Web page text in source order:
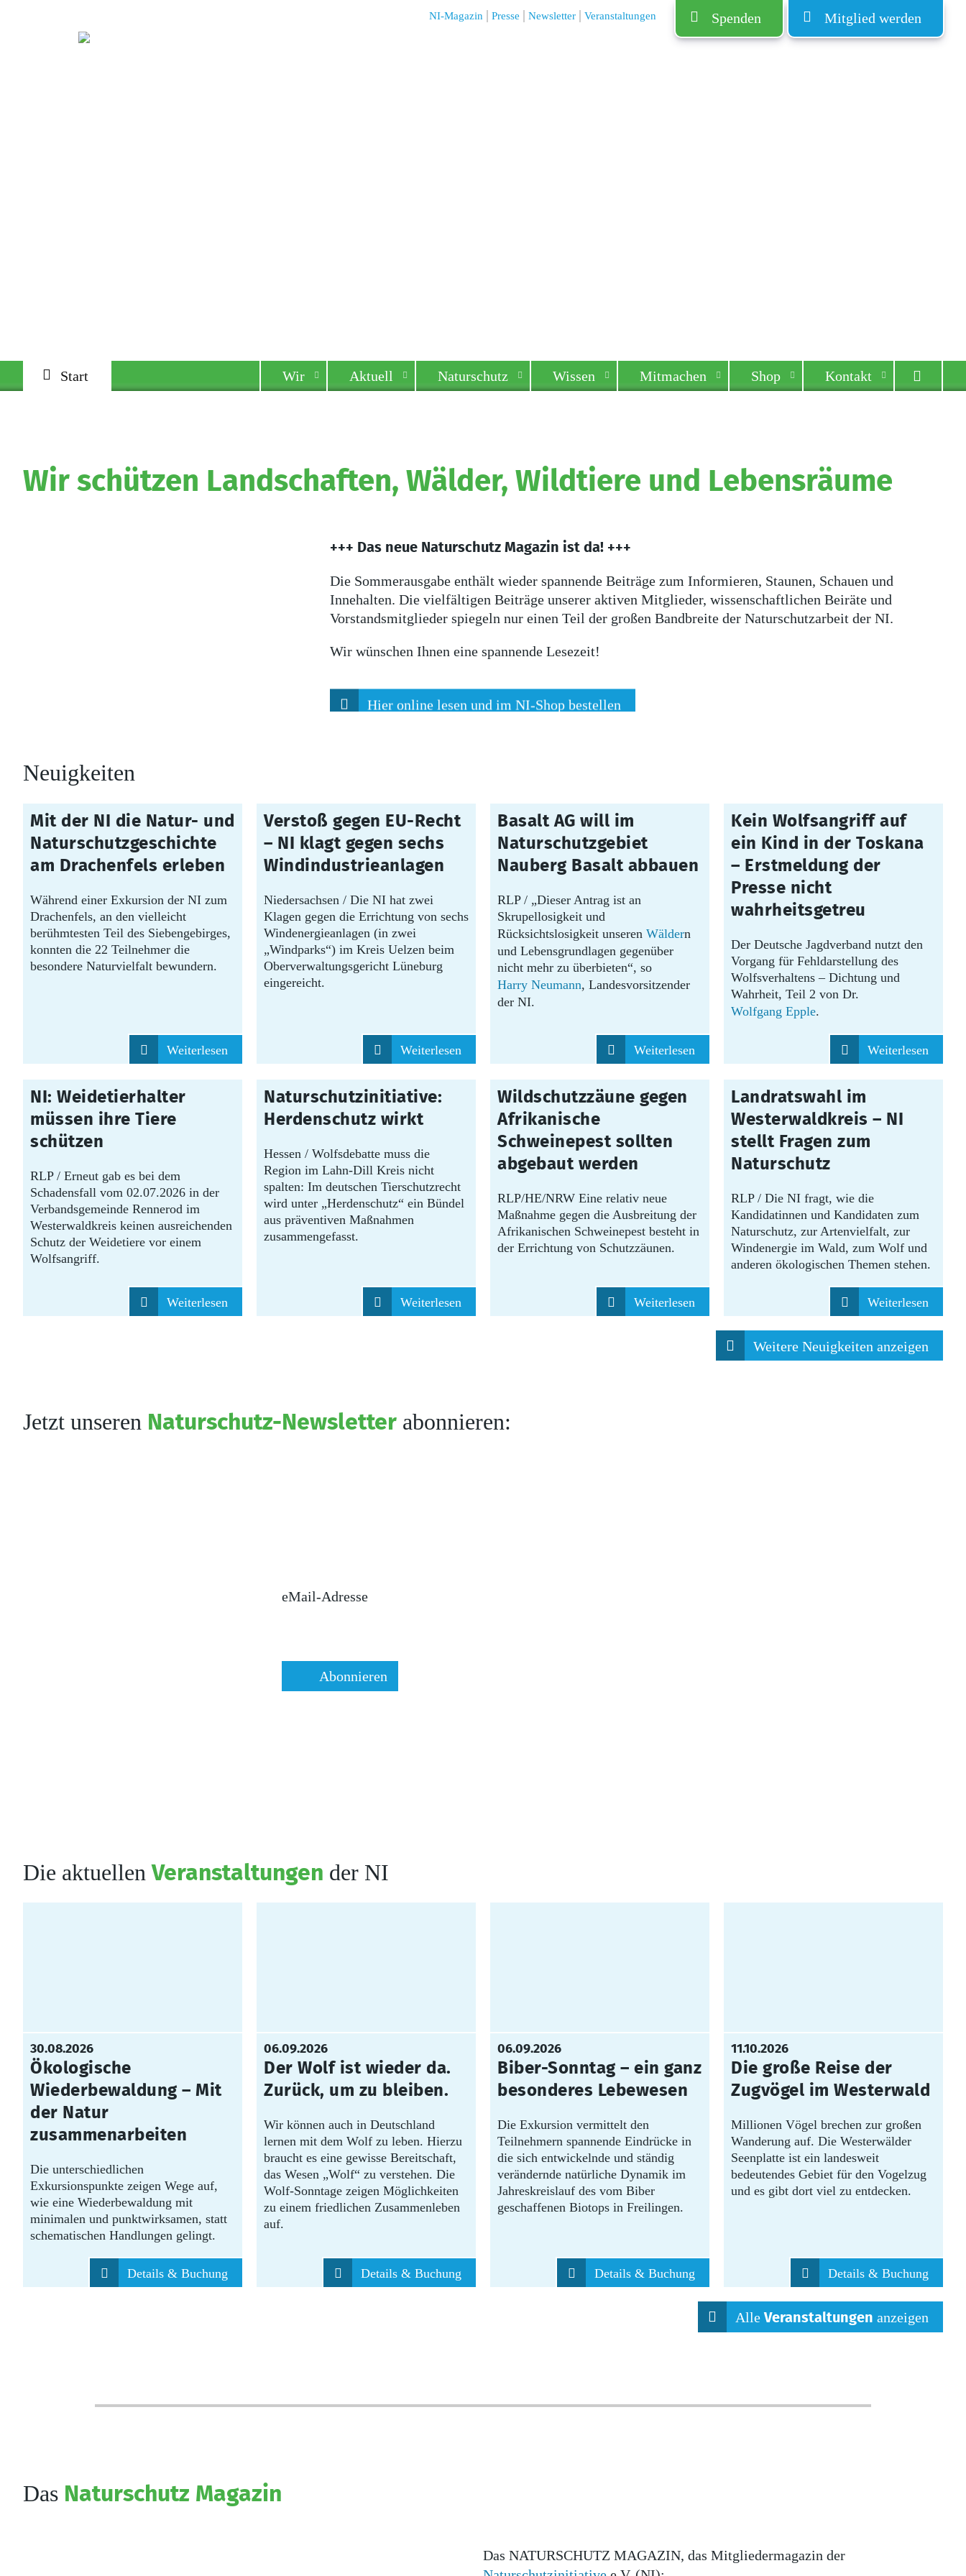
Wir schützen Landschaften, Wälder, Wildtiere und Lebensräume
+++ Das neue Naturschutz Magazin ist da! +++
Die Sommerausgabe enthält wieder spannende Beiträge zum Informieren, Staunen, Schauen und
Innehalten. Die vielfältigen Beiträge unserer aktiven Mitglieder, wissenschaftlichen Beiräte und
Vorstandsmitglieder spiegeln nur einen Teil der großen Bandbreite der Naturschutzarbeit der NI.
Wir wünschen Ihnen eine spannende Lesezeit!
Hier online lesen und im NI-Shop bestellen
Neuigkeiten
06.08.2026
Mit der NI die Natur- und
Naturschutzgeschichte
am Drachenfels erleben
Während einer Exkursion der NI zum
Drachenfels, an den vielleicht
berühmtesten Teil des Siebengebirges,
konnten die 22 Teilnehmer die
besondere Naturvielfalt bewundern.
Weiterlesen
05.08.2026
Verstoß gegen EU-Recht
– NI klagt gegen sechs
Windindustrieanlagen
Niedersachsen / Die NI hat zwei
Klagen gegen die Errichtung von sechs
Windenergieanlagen (in zwei
„Windparks“) im Kreis Uelzen beim
Oberverwaltungsgericht Lüneburg
eingereicht.
Weiterlesen
30.07.2026
Basalt AG will im
Naturschutzgebiet
Nauberg Basalt abbauen
RLP / „Dieser Antrag ist an
Skrupellosigkeit und
Rücksichtslosigkeit unseren Wäldern
und Lebensgrundlagen gegenüber
nicht mehr zu überbieten“, so
Harry Neumann, Landesvorsitzender
der NI.
Weiterlesen
30.07.2026
Kein Wolfsangriff auf
ein Kind in der Toskana
– Erstmeldung der
Presse nicht
wahrheitsgetreu
Der Deutsche Jagdverband nutzt den
Vorgang für Fehldarstellung des
Wolfsverhaltens – Dichtung und
Wahrheit, Teil 2 von Dr.
Wolfgang Epple.
Weiterlesen
29.07.2026
NI: Weidetierhalter
müssen ihre Tiere
schützen
RLP / Erneut gab es bei dem
Schadensfall vom 02.07.2026 in der
Verbandsgemeinde Rennerod im
Westerwaldkreis keinen ausreichenden
Schutz der Weidetiere vor einem
Wolfsangriff.
Weiterlesen
28.07.2026
Naturschutzinitiative:
Herdenschutz wirkt
Hessen / Wolfsdebatte muss die
Region im Lahn-Dill Kreis nicht
spalten: Im deutschen Tierschutzrecht
wird unter „Herdenschutz“ ein Bündel
aus präventiven Maßnahmen
zusammengefasst.
Weiterlesen
28.07.2026
Wildschutzzäune gegen
Afrikanische
Schweinepest sollten
abgebaut werden
RLP/HE/NRW Eine relativ neue
Maßnahme gegen die Ausbreitung der
Afrikanischen Schweinepest besteht in
der Errichtung von Schutzzäunen.
Weiterlesen
23.07.2026
Landratswahl im
Westerwaldkreis – NI
stellt Fragen zum
Naturschutz
RLP / Die NI fragt, wie die
Kandidatinnen und Kandidaten zum
Naturschutz, zur Artenvielfalt, zur
Windenergie im Wald, zum Wolf und
anderen ökologischen Themen stehen.
Weiterlesen
Weitere Neuigkeiten anzeigen
Jetzt unseren Naturschutz-Newsletter abonnieren:
eMail-Adresse
Die aktuellenVeranstaltungen der NI
30.08.2026
Ökologische
Wiederbewaldung – Mit
der Natur
zusammenarbeiten
Die unterschiedlichen
Exkursionspunkte zeigen Wege auf,
wie eine Wiederbewaldung mit
minimalen und punktwirksamen, statt
schematischen Handlungen gelingt.
Details & Buchung
06.09.2026
Der Wolf ist wieder da.
Zurück, um zu bleiben.
Wir können auch in Deutschland
lernen mit dem Wolf zu leben. Hierzu
braucht es eine gewisse Bereitschaft,
das Wesen „Wolf“ zu verstehen. Die
Wolf-Sonntage zeigen Möglichkeiten
zu einem friedlichen Zusammenleben
auf.
Details & Buchung
06.09.2026
Biber-Sonntag – ein ganz
besonderes Lebewesen
Die Exkursion vermittelt den
Teilnehmern spannende Eindrücke in
die sich entwickelnde und ständig
verändernde natürliche Dynamik im
Jahreskreislauf des vom Biber
geschaffenen Biotops in Freilingen.
Details & Buchung
11.10.2026
Die große Reise der
Zugvögel im Westerwald
Millionen Vögel brechen zur großen
Wanderung auf. Die Westerwälder
Seenplatte ist ein landesweit
bedeutendes Gebiet für den Vogelzug
und es gibt dort viel zu entdecken.
Details & Buchung
AlleVeranstaltungen anzeigen
Das Naturschutz Magazin
Das NATURSCHUTZ MAGAZIN, das Mitgliedermagazin der
NI-Magazin Presse Newsletter Veranstaltungen Spenden Mitglied werden
Start Wir Aktuell Naturschutz Wissen Mitmachen Shop Kontakt